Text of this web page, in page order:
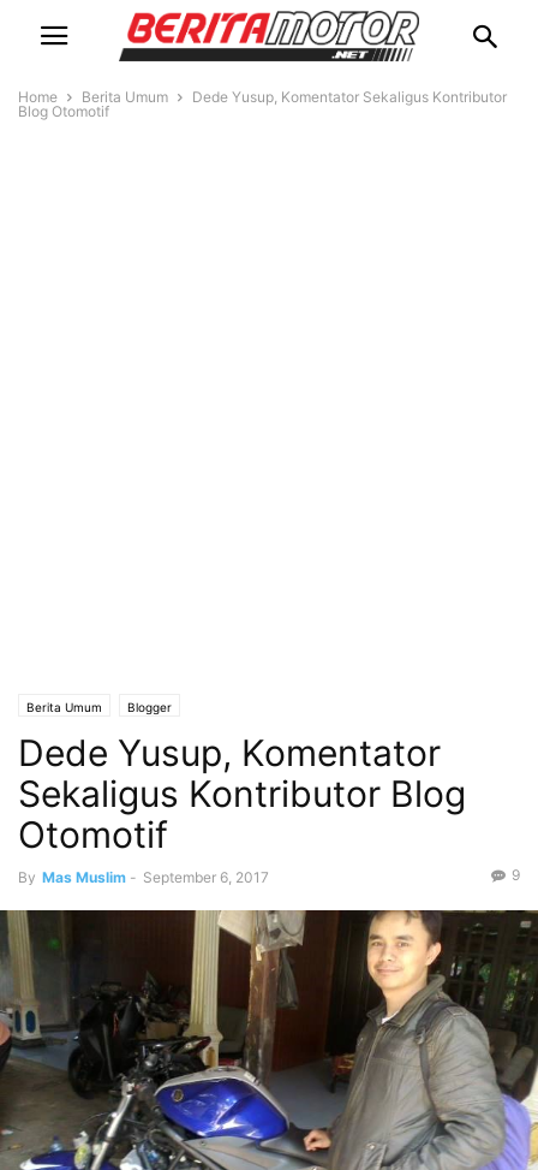
Home Berita Umum
Dede Yusup, Komentator Sekaligus Kontributor
Blog Otomotif
Berita Umum Blogger
Dede Yusup, Komentator
Sekaligus Kontributor Blog
Otomotif
By Mas Muslim - September 6, 2017 9